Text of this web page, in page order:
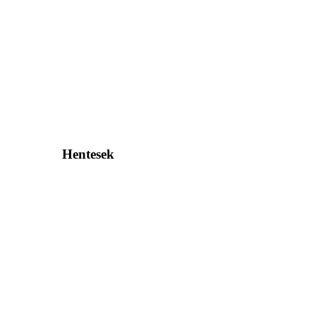
Hentesek